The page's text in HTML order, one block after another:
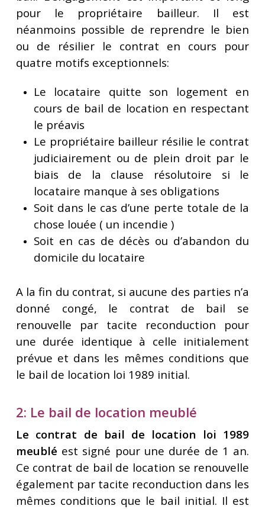
pour le propriétaire bailleur. Il est
néanmoins possible de reprendre le bien
ou de résilier le contrat en cours pour
quatre motifs exceptionnels:
Le locataire quitte son logement en
cours de bail de location en respectant
le préavis
Le propriétaire bailleur résilie le contrat
judiciairement ou de plein droit par le
biais de la clause résolutoire si le
locataire manque à ses obligations
Soit dans le cas d’une perte totale de la
chose louée ( un incendie )
Soit en cas de décès ou d’abandon du
domicile du locataire
A la fin du contrat, si aucune des parties n’a
donné congé, le contrat de bail se
renouvelle par tacite reconduction pour
une durée identique à celle initialement
prévue et dans les mêmes conditions que
le bail de location loi 1989 initial.
2: Le bail de location meublé
Le contrat de bail de location loi 1989
meublé est signé pour une durée de 1 an.
Ce contrat de bail de location se renouvelle
également par tacite reconduction dans les
mêmes conditions que le bail initial. Il est